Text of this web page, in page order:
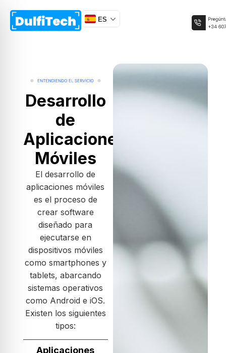
ES
Desarrollo
de
Aplicaciones
Móviles
El desarrollo de
aplicaciones móviles
es el proceso de
crear software
diseñado para
ejecutarse en
dispositivos móviles
como smartphones y
tablets, abarcando
sistemas operativos
como Android e iOS.
Existen los siguientes
tipos:​
Aplicaciones